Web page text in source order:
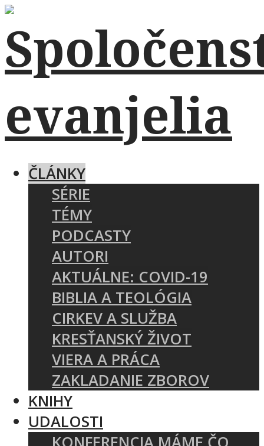
ČLÁNKY
SÉRIE
TÉMY
PODCASTY
AUTORI
AKTUÁLNE: COVID-19
BIBLIA A TEOLÓGIA
CIRKEV A SLUŽBA
KRESŤANSKÝ ŽIVOT
VIERA A PRÁCA
ZAKLADANIE ZBOROV
KNIHY
UDALOSTI